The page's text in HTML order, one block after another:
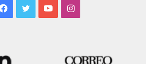
Facebook
TwitterYouTubeInstagram